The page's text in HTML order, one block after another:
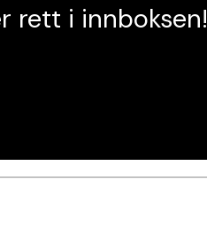
rett i innboksen!